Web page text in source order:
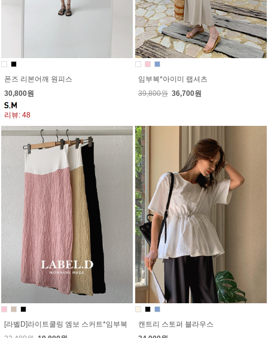
폰즈 리본어깨 원피스
30,800원
리뷰: 48
임부복*아이미 랩셔츠
39,800원 36,700원
[라벨D]라이트쿨링 엠보 스커트*임부복
캔트리 스토퍼 블라우스